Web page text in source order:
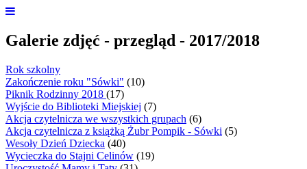
Galerie zdjęć - przegląd - 2017/2018
Rok szkolny
Zakończenie roku "Sówki" (10)
Piknik Rodzinny 2018 (17)
Wyjście do Biblioteki Miejskiej (7)
Akcja czytelnicza we wszystkich grupach (6)
Akcja czytelnicza z książką Żubr Pompik - Sówki (5)
Wesoły Dzień Dziecka (40)
Wycieczka do Stajni Celinów (19)